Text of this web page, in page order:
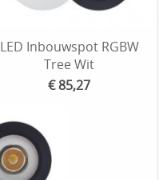
LED Inbouwspot RGBW
Tree Wit
€ 85,27